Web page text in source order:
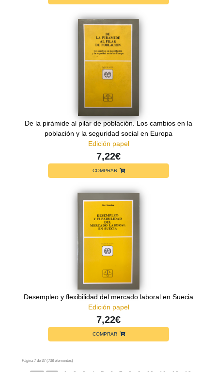
De la pirámide al pilar de población. Los cambios en la
población y la seguridad social en Europa
Edición papel
7,22€
COMPRAR
Desempleo y flexibilidad del mercado laboral en Suecia
Edición papel
7,22€
COMPRAR
Página 7 de 37 (738 elementos)